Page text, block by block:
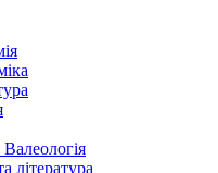
література